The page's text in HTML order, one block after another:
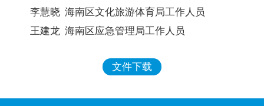
李慧晓 海南区文化旅游体育局工作人员
王建龙 海南区应急管理局工作人员
文件下载